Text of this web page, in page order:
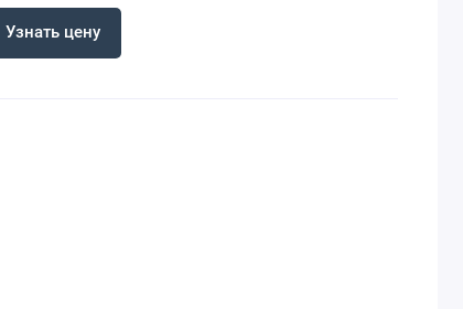
Узнать цену